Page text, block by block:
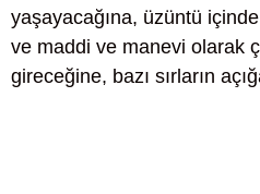
yaşayacağına, üzüntü
ve maddi ve manevi olarak
gireceğine, bazı sırların